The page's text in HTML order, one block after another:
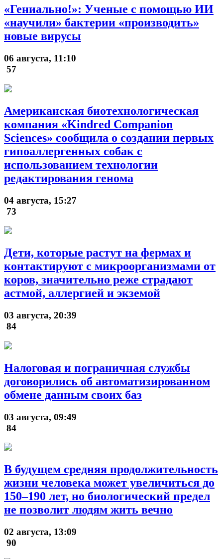
«Гениально!»: Ученые с помощью ИИ
«научили» бактерии «производить»
новые вирусы
06 августа, 11:10
57
Американская биотехнологическая
компания «Kindred Companion
Sciences» сообщила о создании первых
гипоаллергенных собак с
использованием технологии
редактирования генома
04 августа, 15:27
73
Дети, которые растут на фермах и
контактируют с микроорганизмами от
коров, значительно реже страдают
астмой, аллергией и экземой
03 августа, 20:39
84
Налоговая и пограничная службы
договорились об автоматизированном
обмене данным своих баз
03 августа, 09:49
84
В будущем средняя продолжительность
жизни человека может увеличиться до
150–190 лет, но биологический предел
не позволит людям жить вечно
02 августа, 13:09
90